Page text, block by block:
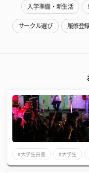
入学準備・新生活
サークル選び 履修登
#大学生白書 #大学生